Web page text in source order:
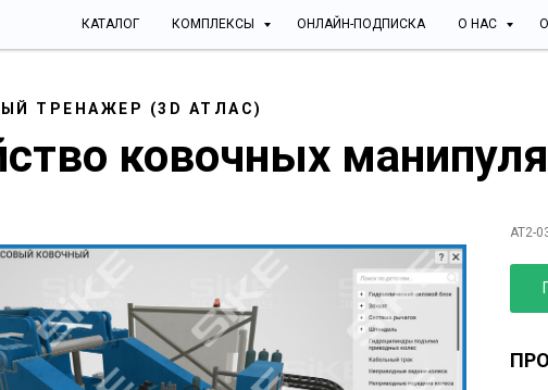
КАТАЛОГ КОМПЛЕКСЫ ОНЛАЙН-ПОДПИСКА О НАС
ТРЕНАЖЕР (3D АТЛАС)
ковочных
AT2-